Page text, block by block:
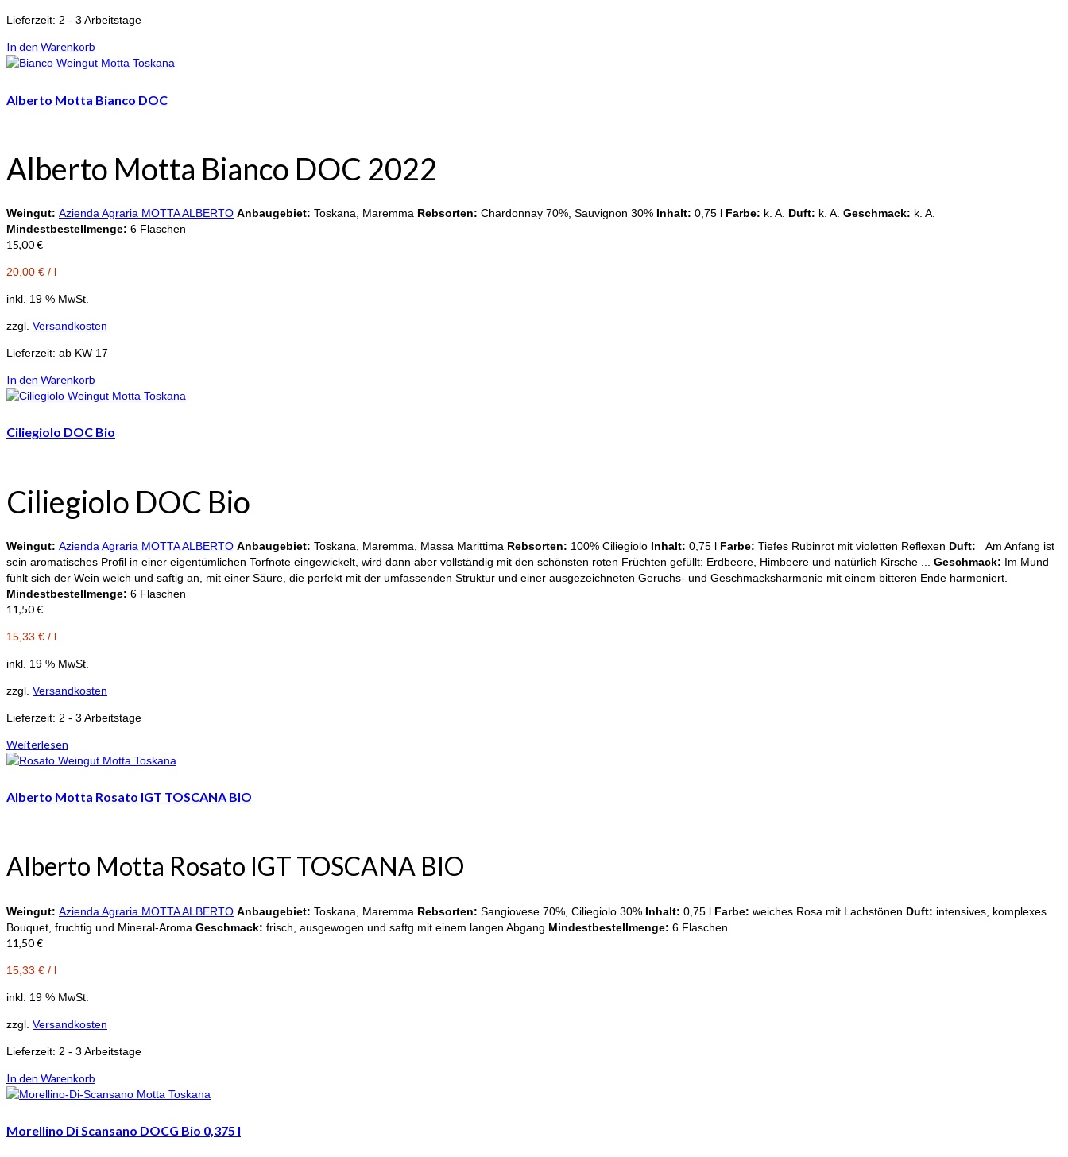
Lieferzeit: 2 - 3 Arbeitstage
In den Warenkorb
Alberto Motta Bianco DOC
Alberto Motta Bianco DOC 2022
Weingut: Azienda Agraria MOTTA ALBERTO Anbaugebiet: Toskana, Maremma Rebsorten: Chardonnay 70%, Sauvignon 30% Inhalt: 0,75 l Farbe: k. A. Duft: k. A. Geschmack: k. A.
Mindestbestellmenge: 6 Flaschen
15,00€
20,00 € / l
inkl. 19 % MwSt.
zzgl. Versandkosten
Lieferzeit: ab KW 17
In den Warenkorb
Ciliegiolo DOC Bio
Ciliegiolo DOC Bio
Weingut: Azienda Agraria MOTTA ALBERTO Anbaugebiet: Toskana, Maremma, Massa Marittima Rebsorten: 100% Ciliegiolo Inhalt: 0,75 l Farbe: Tiefes Rubinrot mit violetten Reflexen Duft:
Am Anfang ist
sein aromatisches Profil in einer eigentümlichen Torfnote eingewickelt, wird dann aber vollständig mit den schönsten roten Früchten gefüllt: Erdbeere, Himbeere und natürlich Kirsche ... Geschmack: Im Mund
fühlt sich der Wein weich und saftig an, mit einer Säure, die perfekt mit der umfassenden Struktur und einer ausgezeichneten Geruchs- und Geschmacksharmonie mit einem bitteren Ende harmoniert.
Mindestbestellmenge: 6 Flaschen
11,50€
15,33 € / l
inkl. 19 % MwSt.
zzgl. Versandkosten
Lieferzeit: 2 - 3 Arbeitstage
Weiterlesen
Alberto Motta Rosato IGT TOSCANA BIO
Alberto Motta Rosato IGT TOSCANA BIO
Weingut: Azienda Agraria MOTTA ALBERTO Anbaugebiet: Toskana, Maremma Rebsorten: Sangiovese 70%, Ciliegiolo 30% Inhalt: 0,75 l Farbe: weiches Rosa mit Lachstönen Duft: intensives, komplexes
Bouquet, fruchtig und Mineral-Aroma Geschmack: frisch, ausgewogen und saftg mit einem langen Abgang Mindestbestellmenge: 6 Flaschen
11,50€
15,33 € / l
inkl. 19 % MwSt.
zzgl. Versandkosten
Lieferzeit: 2 - 3 Arbeitstage
In den Warenkorb
Morellino Di Scansano DOCG Bio 0,375 l